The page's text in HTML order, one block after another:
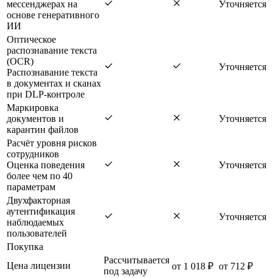
мессенджерах на
основе генеративного
ИИ
Уточняется
Оптическое
распознавание текста
(OCR)
Распознавание текста
в документах и сканах
при DLP-контроле
Уточняется
Маркировка
документов и
карантин файлов
Уточняется
Расчёт уровня рисков
сотрудников
Оценка поведения
более чем по 40
параметрам
Уточняется
Двухфакторная
аутентификация
наблюдаемых
пользователей
Уточняется
Покупка
Цена лицензии
Рассчитывается
под задачу
от 1 018 ₽ от 712 ₽